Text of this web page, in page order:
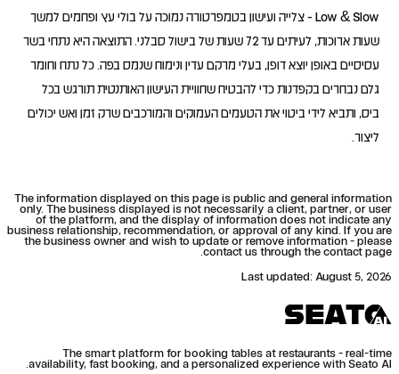
Low & Slow - צלייה ועישון בטמפרטורה נמוכה על בולי עץ ופחמים למשך
שעות ארוכות, לעיתים עד 72 שעות של בישול סבלני. התוצאה היא נתחי בשר
עסיסיים באופן יוצא דופן, בעלי מרקם עדין ונימוח שנמס בפה. כל נתח וחומר
גלם נבחרים בקפדנות כדי להבטיח שחוויית העישון האותנטית תורגש בכל
ביס, ותביא לידי ביטוי את הטעמים העמוקים והמורכבים שרק זמן ואש יכולים
ליצור.
The information displayed on this page is public and general information
only. The business displayed is not necessarily a client, partner, or user
of the platform, and the display of information does not indicate any
business relationship, recommendation, or approval of any kind. If you are
the business owner and wish to update or remove information - please
contact us through the contact page.
Last updated: August 5, 2026
The smart platform for booking tables at restaurants - real-time
availability, fast booking, and a personalized experience with Seato AI.